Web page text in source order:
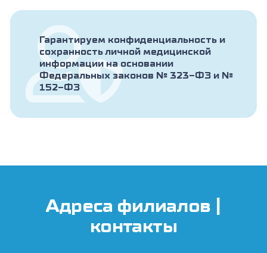
Гарантируем конфиденциальность и
сохранность личной медицинской
информации на основании
Федеральных законов № 323-ФЗ и №
152-ФЗ
Адреса филиалов |
контакты